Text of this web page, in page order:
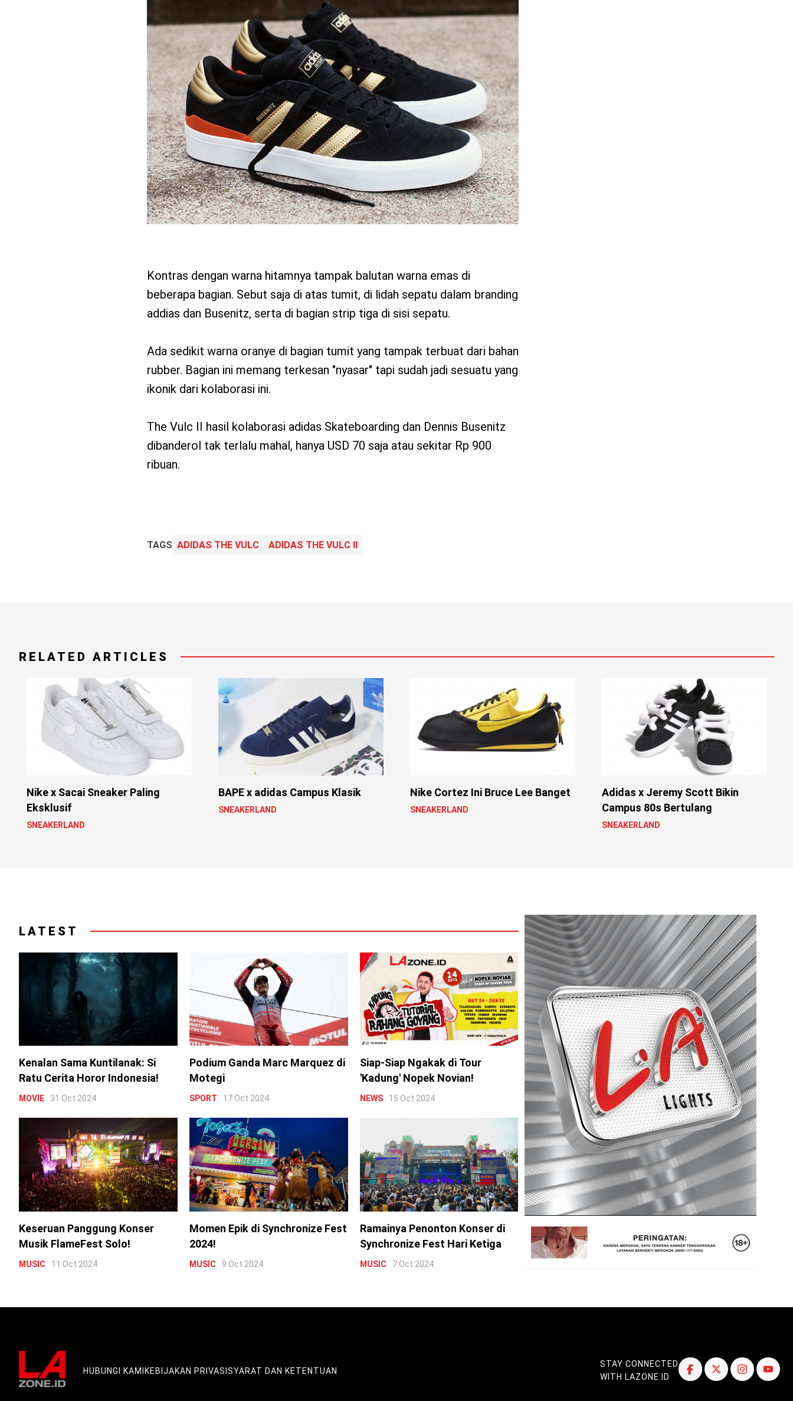
Kontras dengan warna hitamnya tampak balutan warna emas di
beberapa bagian. Sebut saja di atas tumit, di lidah sepatu dalam branding
addias dan Busenitz, serta di bagian strip tiga di sisi sepatu.
Ada sedikit warna oranye di bagian tumit yang tampak terbuat dari bahan
rubber. Bagian ini memang terkesan "nyasar" tapi sudah jadi sesuatu yang
ikonik dari kolaborasi ini.
The Vulc II hasil kolaborasi adidas Skateboarding dan Dennis Busenitz
dibanderol tak terlalu mahal, hanya USD 70 saja atau sekitar Rp 900
ribuan.
TAGS ADIDAS THE VULC ADIDAS THE VULC II
RELATED ARTICLES
Nike x Sacai Sneaker Paling
Eksklusif
SNEAKERLAND
BAPE x adidas Campus Klasik
SNEAKERLAND
Nike Cortez Ini Bruce Lee Banget
SNEAKERLAND
Adidas x Jeremy Scott Bikin
Campus 80s Bertulang
SNEAKERLAND
LATEST
Kenalan Sama Kuntilanak: Si
Ratu Cerita Horor Indonesia!
MOVIE 31 Oct 2024
Podium Ganda Marc Marquez di
Motegi
SPORT 17 Oct 2024
Siap-Siap Ngakak di Tour
'Kadung' Nopek Novian!
NEWS 15 Oct 2024
Keseruan Panggung Konser
Musik FlameFest Solo!
MUSIC 11 Oct 2024
Momen Epik di Synchronize Fest
2024!
MUSIC 9 Oct 2024
Ramainya Penonton Konser di
Synchronize Fest Hari Ketiga
MUSIC 7 Oct 2024
HUBUNGI KAMIKEBIJAKAN PRIVASISYARAT DAN KETENTUAN
STAY CONNECTED
WITH LAZONE.ID